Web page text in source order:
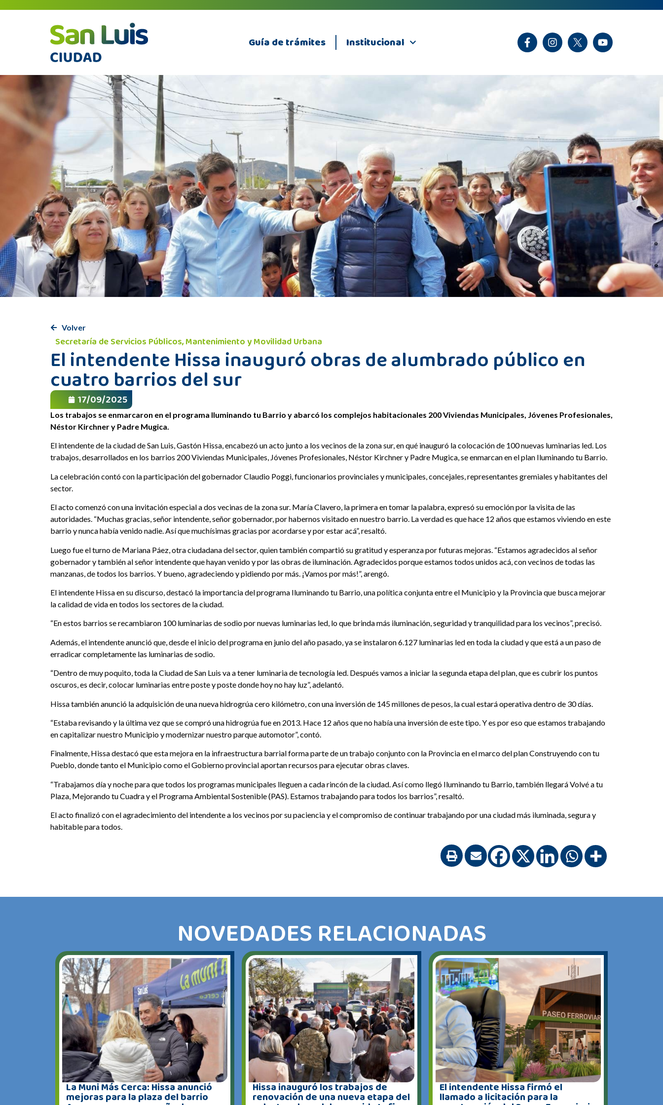
Guía de trámites Institucional
Volver
Secretaría de Servicios Públicos, Mantenimiento y Movilidad Urbana
El intendente Hissa inauguró obras de alumbrado público en
cuatro barrios del sur
17/09/2025
Los trabajos se enmarcaron en el programa Iluminando tu Barrio y abarcó los complejos habitacionales 200 Viviendas Municipales, Jóvenes Profesionales,
Néstor Kirchner y Padre Mugica.
El intendente de la ciudad de San Luis, Gastón Hissa, encabezó un acto junto a los vecinos de la zona sur, en qué inauguró la colocación de 100 nuevas luminarias led. Los
trabajos, desarrollados en los barrios 200 Viviendas Municipales, Jóvenes Profesionales, Néstor Kirchner y Padre Mugica, se enmarcan en el plan Iluminando tu Barrio.
La celebración contó con la participación del gobernador Claudio Poggi, funcionarios provinciales y municipales, concejales, representantes gremiales y habitantes del
sector.
El acto comenzó con una invitación especial a dos vecinas de la zona sur. María Clavero, la primera en tomar la palabra, expresó su emoción por la visita de las
autoridades. “Muchas gracias, señor intendente, señor gobernador, por habernos visitado en nuestro barrio. La verdad es que hace 12 años que estamos viviendo en este
barrio y nunca había venido nadie. Así que muchísimas gracias por acordarse y por estar acá”, resaltó.
Luego fue el turno de Mariana Páez, otra ciudadana del sector, quien también compartió su gratitud y esperanza por futuras mejoras. “Estamos agradecidos al señor
gobernador y también al señor intendente que hayan venido y por las obras de iluminación. Agradecidos porque estamos todos unidos acá, con vecinos de todas las
manzanas, de todos los barrios. Y bueno, agradeciendo y pidiendo por más. ¡Vamos por más!”, arengó.
El intendente Hissa en su discurso, destacó la importancia del programa Iluminando tu Barrio, una política conjunta entre el Municipio y la Provincia que busca mejorar
la calidad de vida en todos los sectores de la ciudad.
“En estos barrios se recambiaron 100 luminarias de sodio por nuevas luminarias led, lo que brinda más iluminación, seguridad y tranquilidad para los vecinos”, precisó.
Además, el intendente anunció que, desde el inicio del programa en junio del año pasado, ya se instalaron 6.127 luminarias led en toda la ciudad y que está a un paso de
erradicar completamente las luminarias de sodio.
“Dentro de muy poquito, toda la Ciudad de San Luis va a tener luminaria de tecnología led. Después vamos a iniciar la segunda etapa del plan, que es cubrir los puntos
oscuros, es decir, colocar luminarias entre poste y poste donde hoy no hay luz”, adelantó.
Hissa también anunció la adquisición de una nueva hidrogrúa cero kilómetro, con una inversión de 145 millones de pesos, la cual estará operativa dentro de 30 días.
“Estaba revisando y la última vez que se compró una hidrogrúa fue en 2013. Hace 12 años que no había una inversión de este tipo. Y es por eso que estamos trabajando
en capitalizar nuestro Municipio y modernizar nuestro parque automotor”, contó.
Finalmente, Hissa destacó que esta mejora en la infraestructura barrial forma parte de un trabajo conjunto con la Provincia en el marco del plan Construyendo con tu
Pueblo, donde tanto el Municipio como el Gobierno provincial aportan recursos para ejecutar obras claves.
“Trabajamos día y noche para que todos los programas municipales lleguen a cada rincón de la ciudad. Así como llegó Iluminando tu Barrio, también llegará Volvé a tu
Plaza, Mejorando tu Cuadra y el Programa Ambiental Sostenible (PAS). Estamos trabajando para todos los barrios”, resaltó.
El acto finalizó con el agradecimiento del intendente a los vecinos por su paciencia y el compromiso de continuar trabajando por una ciudad más iluminada, segura y
habitable para todos.
NOVEDADES RELACIONADAS
La Muni Más Cerca: Hissa anunció
mejoras para la plaza del barrio
Hissa inauguró los trabajos de
renovación de una nueva etapa del
El intendente Hissa firmó el
llamado a licitación para la